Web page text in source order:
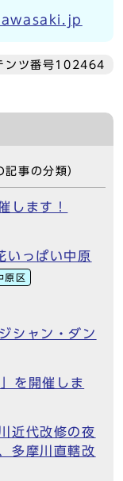
ンツ番号102464
記事の分類）
します！
いっぱい中原
原区
シャン・ダン
を開催しま
近代改修の夜
多摩川直轄改